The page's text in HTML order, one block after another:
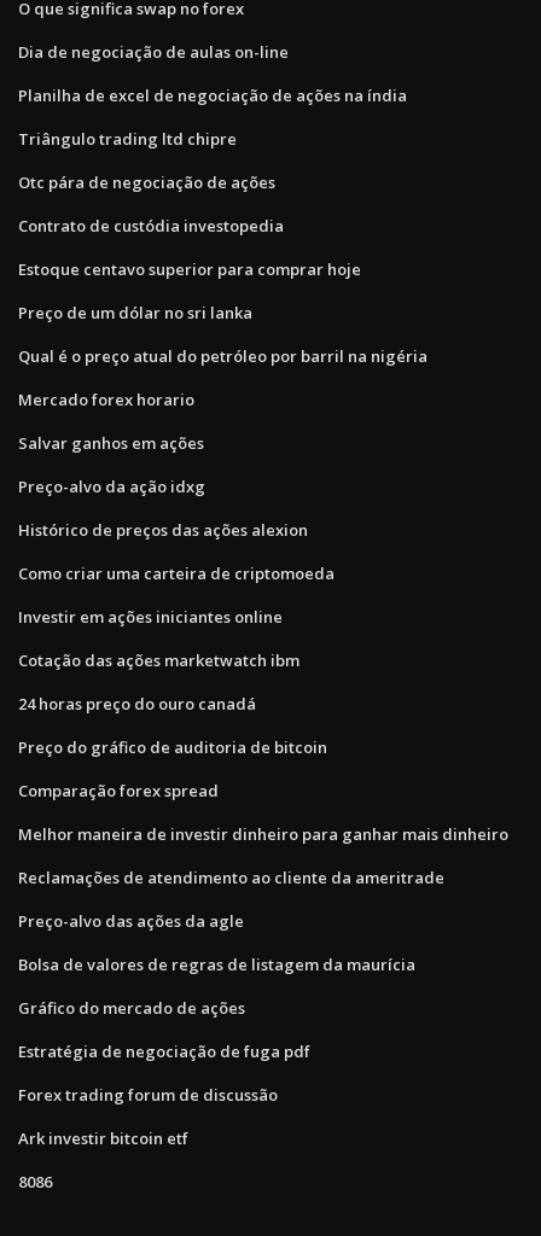
O que significa swap no forex
Dia de negociação de aulas on-line
Planilha de excel de negociação de ações na índia
Triângulo trading ltd chipre
Otc pára de negociação de ações
Contrato de custódia investopedia
Estoque centavo superior para comprar hoje
Preço de um dólar no sri lanka
Qual é o preço atual do petróleo por barril na nigéria
Mercado forex horario
Salvar ganhos em ações
Preço-alvo da ação idxg
Histórico de preços das ações alexion
Como criar uma carteira de criptomoeda
Investir em ações iniciantes online
Cotação das ações marketwatch ibm
24 horas preço do ouro canadá
Preço do gráfico de auditoria de bitcoin
Comparação forex spread
Melhor maneira de investir dinheiro para ganhar mais dinheiro
Reclamações de atendimento ao cliente da ameritrade
Preço-alvo das ações da agle
Bolsa de valores de regras de listagem da maurícia
Gráfico do mercado de ações
Estratégia de negociação de fuga pdf
Forex trading forum de discussão
Ark investir bitcoin etf
8086